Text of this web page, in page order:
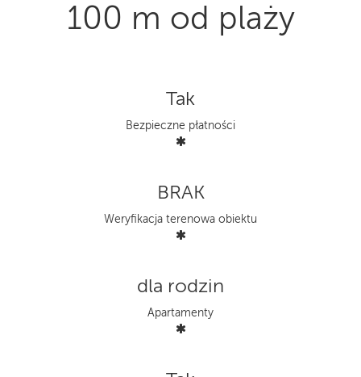
100 m od plaży
Tak
Bezpieczne płatności
BRAK
Weryfikacja terenowa obiektu
dla rodzin
Apartamenty